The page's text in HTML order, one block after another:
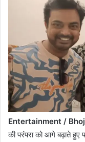
Entertainment /
की परंपरा को आगे बढ़ाते हुए